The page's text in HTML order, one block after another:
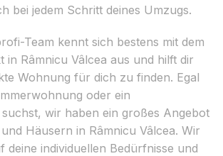
bei jedem Schritt deines Umzugs.
Team kennt sich bestens mit dem
in Râmnicu Vâlcea aus und hilft dir
Wohnung für dich zu finden. Egal
oder ein
suchst, wir haben ein großes Angebot
Häusern in Râmnicu Vâlcea. Wir
deine individuellen Bedürfnisse und